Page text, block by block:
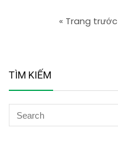
« Trang trước
TÌM KIẾM